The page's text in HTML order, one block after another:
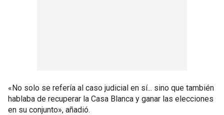
«No solo se refería al caso judicial en sí... sino que también
hablaba de recuperar la Casa Blanca y ganar las elecciones
en su conjunto», añadió.